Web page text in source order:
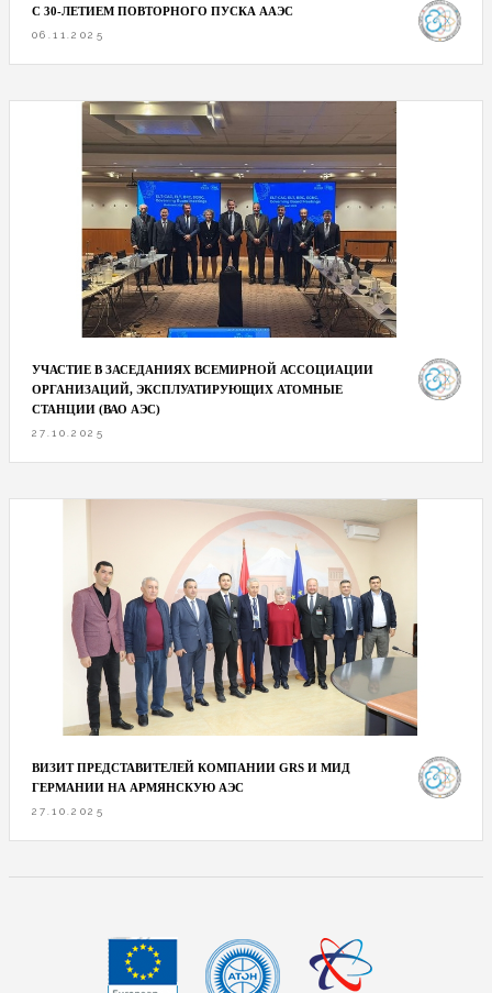
С 30-ЛЕТИЕМ ПОВТОРНОГО ПУСКА ААЭС
06.11.2025
УЧАСТИЕ В ЗАСЕДАНИЯХ ВСЕМИРНОЙ АССОЦИАЦИИ
ОРГАНИЗАЦИЙ, ЭКСПЛУАТИРУЮЩИХ АТОМНЫЕ
СТАНЦИИ (ВАО АЭС)
27.10.2025
ВИЗИТ ПРЕДСТАВИТЕЛЕЙ КОМПАНИИ GRS И МИД
ГЕРМАНИИ НА АРМЯНСКУЮ АЭС
27.10.2025